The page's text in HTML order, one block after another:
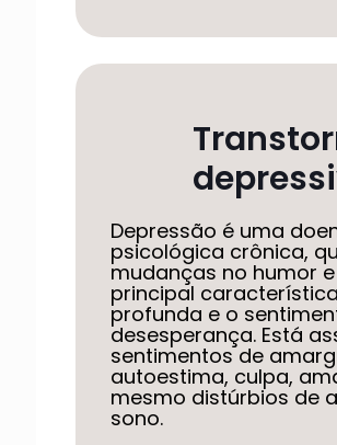
Depressão é uma
psicológica crônica,
mudanças no humor
principal
profunda e o
desesperança. Está
sentimentos de
autoestima, culpa,
mesmo distúrbios de
sono.